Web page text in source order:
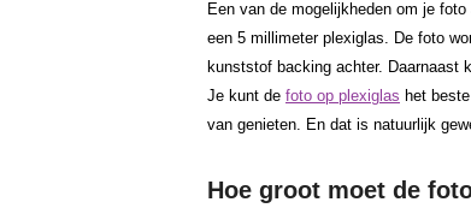
Een van de mogelijkheden om je
een 5 millimeter plexiglas. De foto
kunststof backing achter. Daarnaast
Je kunt de foto op plexiglas het
van genieten. En dat is natuurlijk
Hoe groot moet de